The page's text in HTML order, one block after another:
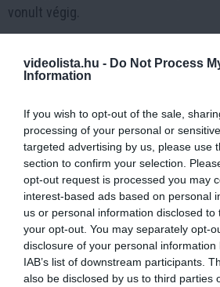
videolista.hu - Do Not Process
Information
If you wish to opt-out of the sale,
processing of your personal or
targeted advertising by us, please use
section to confirm your selection.
opt-out request is processed you may
interest-based ads based on personal
us or personal information disclosed
your opt-out. You may separately opt-
disclosure of your personal
IAB’s list of downstream participants.
also be disclosed by us to third parties
vonult végig.
2 h 51 min
Fungus Is A Parasite, And It
Plain...